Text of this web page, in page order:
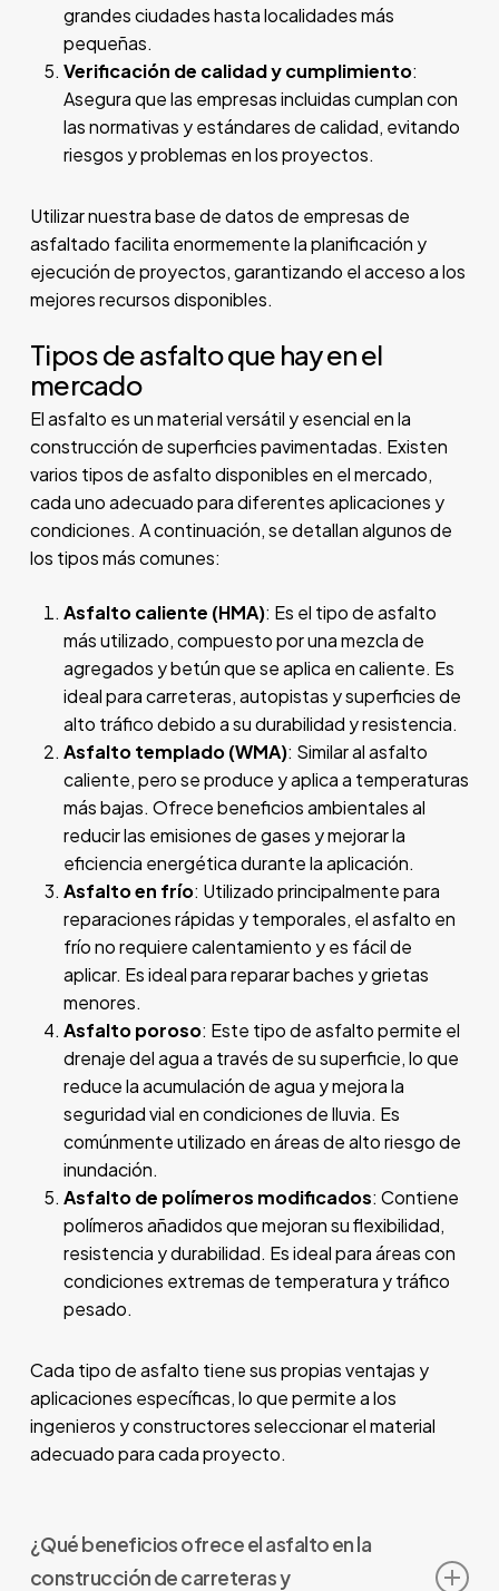
grandes ciudades hasta localidades más
pequeñas.
Verificación de calidad y cumplimiento:
Asegura que las empresas incluidas cumplan con
las normativas y estándares de calidad, evitando
riesgos y problemas en los proyectos.
Utilizar nuestra base de datos de empresas de
asfaltado facilita enormemente la planificación y
ejecución de proyectos, garantizando el acceso a los
mejores recursos disponibles.
Tipos de asfalto que hay en el
mercado
El asfalto es un material versátil y esencial en la
construcción de superficies pavimentadas. Existen
varios tipos de asfalto disponibles en el mercado,
cada uno adecuado para diferentes aplicaciones y
condiciones. A continuación, se detallan algunos de
los tipos más comunes:
Asfalto caliente (HMA): Es el tipo de asfalto
más utilizado, compuesto por una mezcla de
agregados y betún que se aplica en caliente. Es
ideal para carreteras, autopistas y superficies de
alto tráfico debido a su durabilidad y resistencia.
Asfalto templado (WMA): Similar al asfalto
caliente, pero se produce y aplica a temperaturas
más bajas. Ofrece beneficios ambientales al
reducir las emisiones de gases y mejorar la
eficiencia energética durante la aplicación.
Asfalto en frío: Utilizado principalmente para
reparaciones rápidas y temporales, el asfalto en
frío no requiere calentamiento y es fácil de
aplicar. Es ideal para reparar baches y grietas
menores.
Asfalto poroso: Este tipo de asfalto permite el
drenaje del agua a través de su superficie, lo que
reduce la acumulación de agua y mejora la
seguridad vial en condiciones de lluvia. Es
comúnmente utilizado en áreas de alto riesgo de
inundación.
Asfalto de polímeros modificados: Contiene
polímeros añadidos que mejoran su flexibilidad,
resistencia y durabilidad. Es ideal para áreas con
condiciones extremas de temperatura y tráfico
pesado.
Cada tipo de asfalto tiene sus propias ventajas y
aplicaciones específicas, lo que permite a los
ingenieros y constructores seleccionar el material
adecuado para cada proyecto.
¿Qué beneficios ofrece el asfalto en la
construcción de carreteras y